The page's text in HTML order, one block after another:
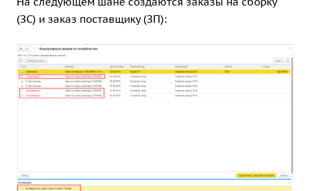
(ЗС) и заказ поставщику (ЗП):